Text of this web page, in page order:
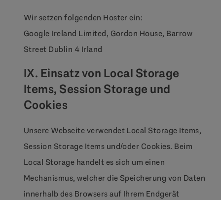
Wir setzen folgenden Hoster ein:
Google Ireland Limited, Gordon House, Barrow
Street Dublin 4 Irland
IX. Einsatz von Local Storage
Items, Session Storage und
Cookies
Unsere Webseite verwendet Local Storage Items,
Session Storage Items und/oder Cookies. Beim
Local Storage handelt es sich um einen
Mechanismus, welcher die Speicherung von Daten
innerhalb des Browsers auf Ihrem Endgerät